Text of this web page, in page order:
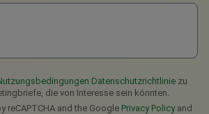
Datenschutzrichtlinie zu
die von Interesse sein könnten.
reCAPTCHA and the Google Privacy Policyand